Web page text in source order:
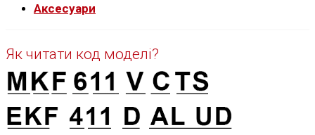
Аксесуари
Як читати код моделі?